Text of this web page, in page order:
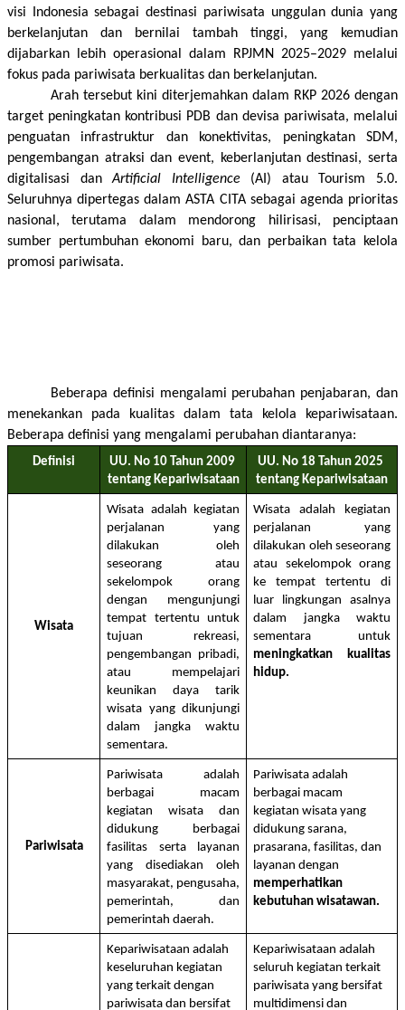
visi Indonesia sebagai destinasi pariwisata unggulan dunia yang
berkelanjutan dan bernilai tambah tinggi, yang kemudian
dijabarkan lebih operasional dalam RPJMN 2025–2029 melalui
fokus pada pariwisata berkualitas dan berkelanjutan.
Arah tersebut kini diterjemahkan dalam RKP 2026 dengan
target peningkatan kontribusi PDB dan devisa pariwisata, melalui
penguatan infrastruktur dan konektivitas, peningkatan SDM,
pengembangan atraksi dan event, keberlanjutan destinasi, serta
digitalisasi dan Artificial Intelligence (AI) atau Tourism 5.0.
Seluruhnya dipertegas dalam ASTA CITA sebagai agenda prioritas
nasional, terutama dalam mendorong hilirisasi, penciptaan
sumber pertumbuhan ekonomi baru, dan perbaikan tata kelola
promosi pariwisata.
Beberapa definisi mengalami perubahan penjabaran, dan
menekankan pada kualitas dalam tata kelola kepariwisataan.
Beberapa definisi yang mengalami perubahan diantaranya:
Definisi
UU. No 10 Tahun 2009
tentang Kepariwisataan
UU. No 18 Tahun 2025
tentang Kepariwisataan
Wisata
Wisata adalah kegiatan
perjalanan yang
dilakukan oleh
seseorang atau
sekelompok orang
dengan mengunjungi
tempat tertentu untuk
tujuan rekreasi,
pengembangan pribadi,
atau mempelajari
keunikan daya tarik
wisata yang dikunjungi
dalam jangka waktu
sementara.
Wisata adalah kegiatan
perjalanan yang
dilakukan oleh seseorang
atau sekelompok orang
ke tempat tertentu di
luar lingkungan asalnya
dalam jangka waktu
meningkatkan kualitas
hidup.
Pariwisata
Pariwisata adalah
berbagai macam
kegiatan wisata dan
didukung berbagai
fasilitas serta layanan
yang disediakan oleh
masyarakat, pengusaha,
pemerintah, dan
pemerintah daerah.
Pariwisata adalah
berbagai macam
kegiatan wisata yang
didukung sarana,
prasarana, fasilitas, dan
memperhatikan
kebutuhan wisatawan.
Kepariwisataan adalah
keseluruhan kegiatan
yang terkait dengan
pariwisata dan bersifat
Kepariwisataan adalah
seluruh kegiatan terkait
pariwisata yang bersifat
multidimensi dan